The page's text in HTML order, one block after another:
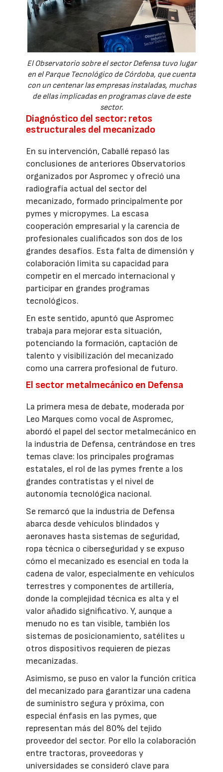
El Observatorio sobre el sector Defensa tuvo lugar
en el Parque Tecnológico de Córdoba, que cuenta
con un centenar las empresas instaladas, muchas
de ellas implicadas en programas clave de este
sector.
Diagnóstico del sector: retos
estructurales del mecanizado
En su intervención, Caballé repasó las
conclusiones de anteriores Observatorios
organizados por Aspromec y ofreció una
radiografía actual del sector del
mecanizado, formado principalmente por
pymes y micropymes. La escasa
cooperación empresarial y la carencia de
profesionales cualificados son dos de los
grandes desafíos. Esta falta de dimensión y
colaboración limita su capacidad para
competir en el mercado internacional y
participar en grandes programas
tecnológicos.
En este sentido, apuntó que Aspromec
trabaja para mejorar esta situación,
potenciando la formación, captación de
talento y visibilización del mecanizado
como una carrera profesional de futuro.
El sector metalmecánico en Defensa
La primera mesa de debate, moderada por
Leo Marques como vocal de Aspromec,
abordó el papel del sector metalmecánico en
la industria de Defensa, centrándose en tres
temas clave: los principales programas
estatales, el rol de las pymes frente a los
grandes contratistas y el nivel de
autonomía tecnológica nacional.
Se remarcó que la industria de Defensa
abarca desde vehículos blindados y
aeronaves hasta sistemas de seguridad,
ropa técnica o ciberseguridad y se expuso
cómo el mecanizado es esencial en toda la
cadena de valor, especialmente en vehículos
terrestres y componentes de artillería,
donde la complejidad técnica es alta y el
valor añadido significativo. Y, aunque a
menudo no es tan visible, también los
sistemas de posicionamiento, satélites u
otros dispositivos requieren de piezas
mecanizadas.
Asimismo, se puso en valor la función crítica
del mecanizado para garantizar una cadena
de suministro segura y próxima, con
especial énfasis en las pymes, que
representan más del 80% del tejido
proveedor del sector. Por ello la colaboración
entre tractoras, proveedoras y
universidades se consideró clave para